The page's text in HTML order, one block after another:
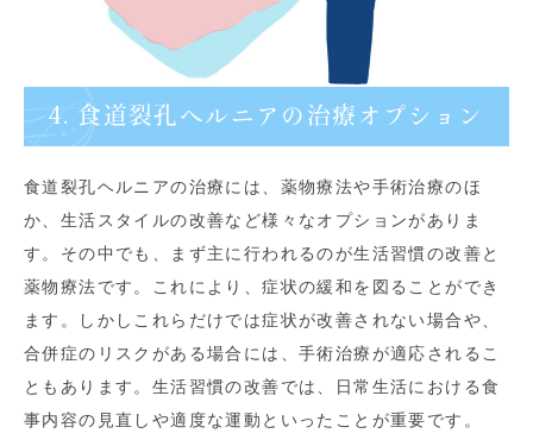
4. 食道裂孔ヘルニアの治療オプション
食道裂孔ヘルニアの治療には、薬物療法や手術治療のほ
か、生活スタイルの改善など様々なオプションがありま
す。その中でも、まず主に行われるのが生活習慣の改善と
薬物療法です。これにより、症状の緩和を図ることができ
ます。しかしこれらだけでは症状が改善されない場合や、
合併症のリスクがある場合には、手術治療が適応されるこ
ともあります。生活習慣の改善では、日常生活における食
事内容の見直しや適度な運動といったことが重要です。